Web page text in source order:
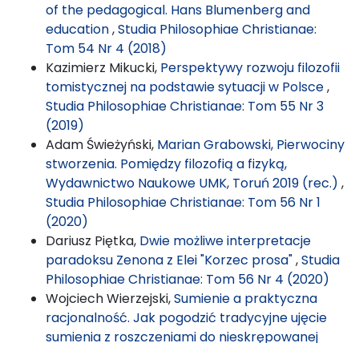
of the pedagogical. Hans Blumenberg and
education,Studia Philosophiae Christianae:
Tom 54 Nr 4 (2018)
Kazimierz Mikucki, Perspektywy rozwoju filozofii
tomistycznej na podstawie sytuacji w Polsce,
Studia Philosophiae Christianae: Tom 55 Nr 3
(2019)
Adam Świeżyński, Marian Grabowski, Pierwociny
stworzenia. Pomiędzy filozofią a fizyką,
Wydawnictwo Naukowe UMK, Toruń 2019 (rec.) ,
Studia Philosophiae Christianae: Tom 56 Nr 1
(2020)
Dariusz Piętka, Dwie możliwe interpretacje
paradoksu Zenona z Elei "Korzec prosa",Studia
Philosophiae Christianae: Tom 56 Nr 4 (2020)
Wojciech Wierzejski,Sumienie a praktyczna
racjonalność. Jak pogodzić tradycyjne ujęcie
sumienia z roszczeniami do nieskrępowanej